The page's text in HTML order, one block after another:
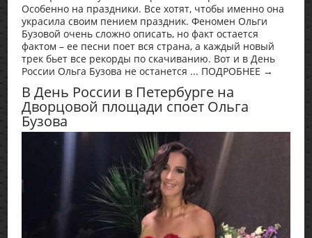
Особенно на праздники. Все хотят, чтобы именно она
украсила своим пением праздник. Феномен Ольги
Бузовой очень сложно описать, но факт остается
фактом – ее песни поет вся страна, а каждый новый
трек бьет все рекорды по скачиванию. Вот и в День
России Ольга Бузова не останется ... ПОДРОБНЕЕ →
В День России в Петербурге на
Дворцовой площади споет Ольга
Бузова